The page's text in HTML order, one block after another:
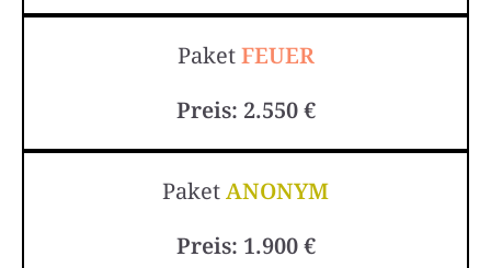
PaketFEUER
Preis: 2.550 €
PaketANONYM
Preis: 1.900 €